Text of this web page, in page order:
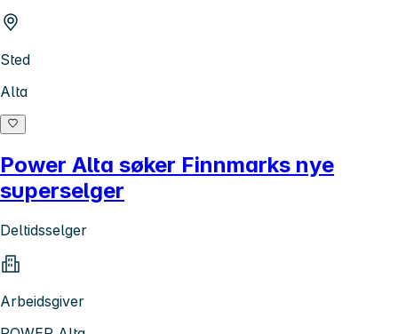
Sted
Alta
Power Alta søker Finnmarks nye
superselger
Deltidsselger
Arbeidsgiver